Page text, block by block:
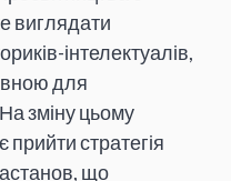
виглядати
інтелектуалів,
для
зміну цьому
прийти стратегія
що